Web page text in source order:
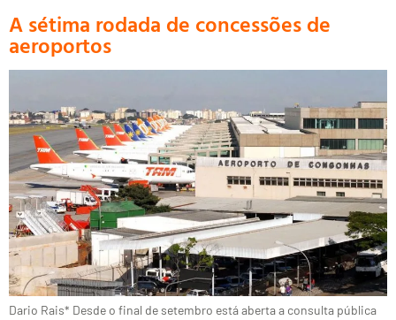
A sétima rodada de concessões de
aeroportos
Dario Rais* Desde o final de setembro está aberta a consulta pública